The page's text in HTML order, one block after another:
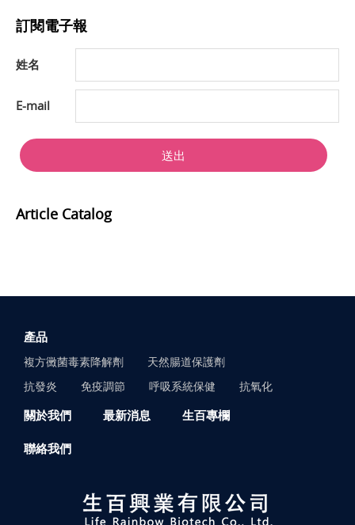
訂閱電子報
姓名
E-mail
送出
Article Catalog
產品
複方黴菌毒素降解劑
天然腸道保護劑
抗發炎
免疫調節 呼吸系統保健 抗氧化
關於我們 最新消息 生百專欄
聯絡我們